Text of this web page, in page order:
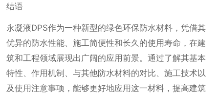
结语
永凝液DPS作为一种新型的绿色环保防水材料，凭借其
优异的防水性能、施工简便性和长久的使用寿命，在建
筑和工程领域展现出广阔的应用前景。通过了解其基本
特性、作用机制、与其他防水材料的对比、施工技术以
及使用注意事项，能够更好地应用这一材料，提高建筑